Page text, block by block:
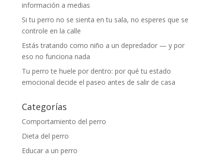
información a medias
Si tu perro no se sienta en tu sala, no esperes que se
controle en la calle
Estás tratando como niño a un depredador — y por
eso no funciona nada
Tu perro te huele por dentro: por qué tu estado
emocional decide el paseo antes de salir de casa
Categorías
Comportamiento del perro
Dieta del perro
Educar a un perro